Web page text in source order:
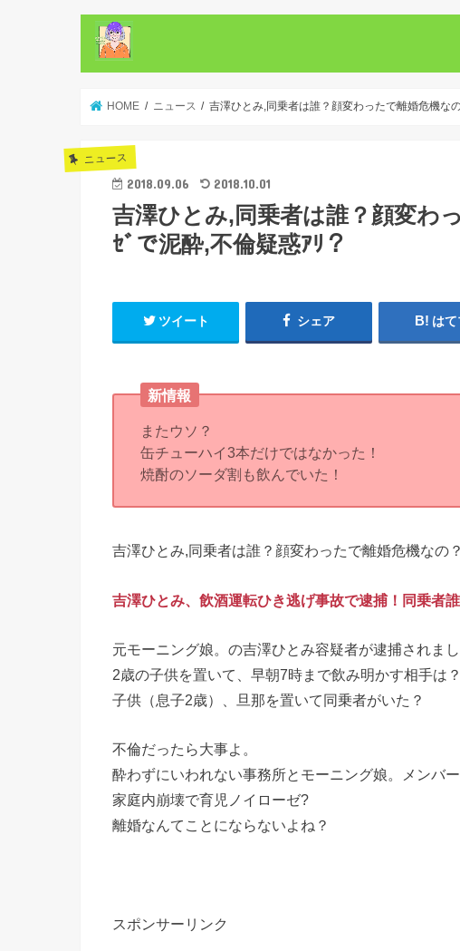
HOME ニュース 吉澤ひとみ,同乗者は誰？顔変わったで離婚危機な
ニュース
2018.09.06 2018.10.01
吉澤ひとみ,同乗者は誰？顔変わ
ｾﾞで泥酔,不倫疑惑ｱﾘ？
ツイート シェア はて
新情報
またウソ？
缶チューハイ3本だけではなかった！
焼酎のソーダ割も飲んでいた！
吉澤ひとみ,同乗者は誰？顔変わったで離婚危機なの
吉澤ひとみ、飲酒運転ひき逃げ事故で逮捕！同乗者
元モーニング娘。の吉澤ひとみ容疑者が逮捕されまし
2歳の子供を置いて、早朝7時まで飲み明かす相手は？
子供（息子2歳）、旦那を置いて同乗者がいた？
不倫だったら大事よ。
酔わずにいわれない事務所とモーニング娘。メンバ
家庭内崩壊で育児ノイローゼ?
離婚なんてことにならないよね？
スポンサーリンク